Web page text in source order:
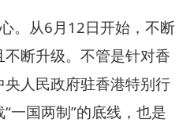
。从6月12日开始，不断
断升级。不管是针对香
人民政府驻香港特别行
一国两制”的底线，也是